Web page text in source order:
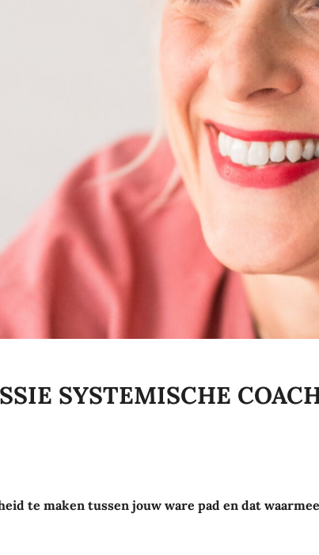
SYSTEMISCHE
te maken tussen jouw ware pad en dat